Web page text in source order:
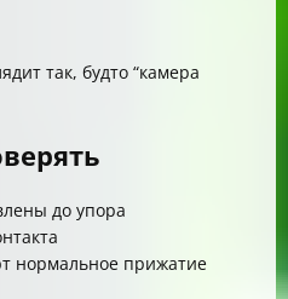
так, будто “камера
до упора
нормальное прижатие